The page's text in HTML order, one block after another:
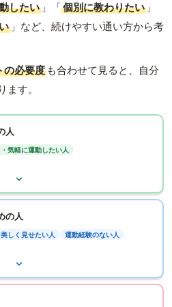
したい 」「個別に教わりたい 」
」など、続けやすい通い方から考
の必要度 も合わせて見ると、自分
す。
人
気軽に運動したい人
の人
しく見せたい人 運動経験のない人